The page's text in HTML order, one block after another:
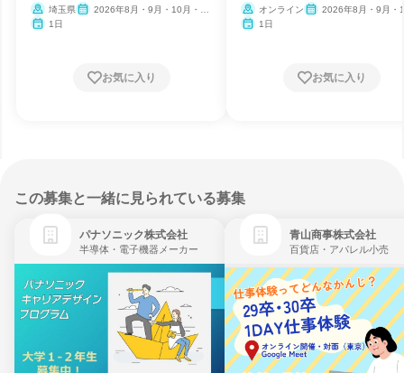
埼玉県
2026年8月・9月・10月・11
1日
お気に入り
ー
オンライン
2026年8月・9月・
1日
お気に入り
この募集と一緒に見られている募集
パナソニック株式会社
半導体・電子機器メーカー
青山商事株式会社
百貨店・アパレル小売